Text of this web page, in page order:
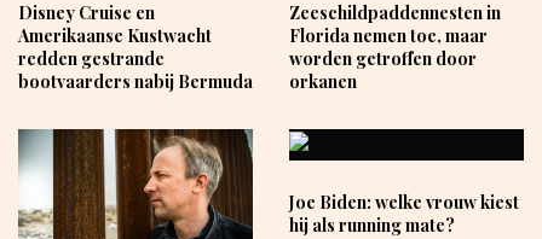
Disney Cruise en
Amerikaanse Kustwacht
redden gestrande
bootvaarders nabij Bermuda
Zeeschildpaddennesten in
Florida nemen toe, maar
worden getroffen door
orkanen
Joe Biden: welke vrouw kiest
hij als running mate?